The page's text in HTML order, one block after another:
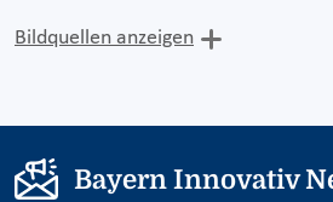
Bildquellen anzeigen
Bayern Innovativ